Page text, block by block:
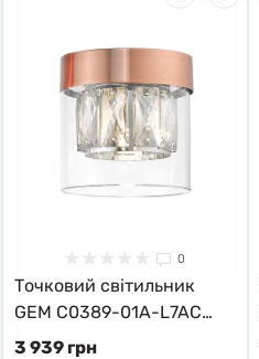
0
Точковий світильник
GEM C0389-01A-L7AC
Zuma Line
3 939 грн